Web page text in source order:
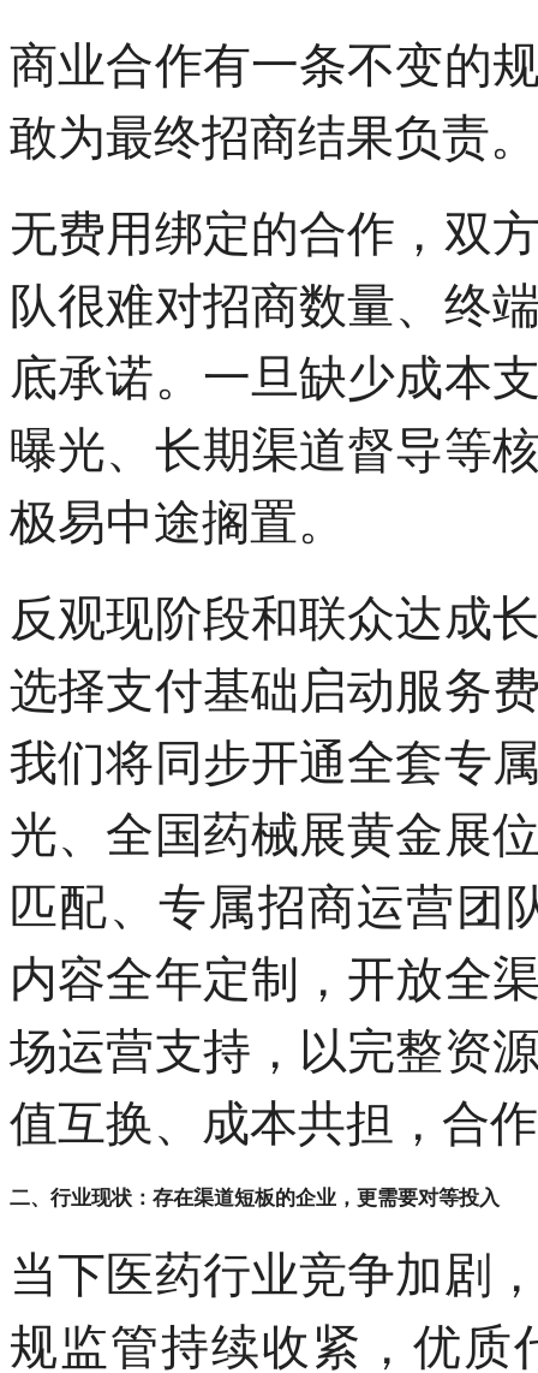
商业合作有一条不变的
敢为最终招商结果负责。
无费用绑定的合作，双
队很难对招商数量、终
底承诺。一旦缺少成本
曝光、长期渠道督导等
极易中途搁置。
反观现阶段和联众达成
选择支付基础启动服务
我们将同步开通全套专
光、全国药械展黄金展
匹配、专属招商运营团
内容全年定制，开放全
场运营支持，以完整资
值互换、成本共担，合
二、行业现状：存在渠道短板的企业，更需要对等投入
当下医药行业竞争加剧
规监管持续收紧，优